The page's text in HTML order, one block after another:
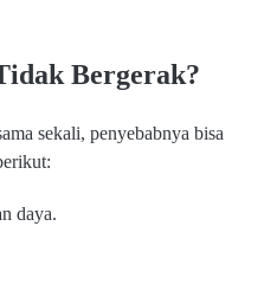
Bergerak?
sekali, penyebabnya bisa
daya.